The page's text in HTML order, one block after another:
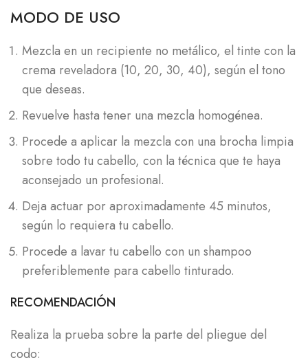
MODO DE USO
Mezcla en un recipiente no metálico, el tinte con la
crema reveladora (10, 20, 30, 40), según el tono
que deseas.
Revuelve hasta tener una mezcla homogénea.
Procede a aplicar la mezcla con una brocha limpia
sobre todo tu cabello, con la técnica que te haya
aconsejado un profesional.
Deja actuar por aproximadamente 45 minutos,
según lo requiera tu cabello.
Procede a lavar tu cabello con un shampoo
preferiblemente para cabello tinturado.
RECOMENDACIÓN
Realiza la prueba sobre la parte del pliegue del
codo: